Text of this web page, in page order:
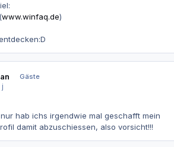
www.winfaq.de)
Gäste
j
hab ichs irgendwie mal geschafft mein
damit abzuschiessen, also vorsicht!!!